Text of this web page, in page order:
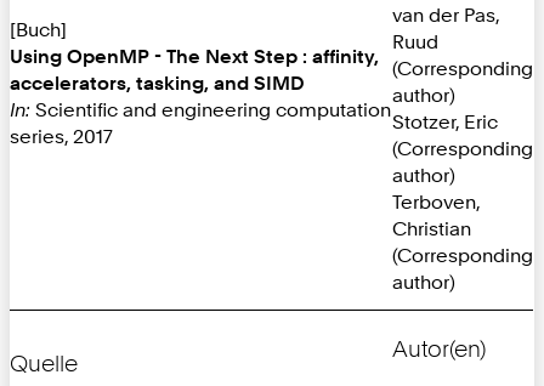
[Buch]
Using OpenMP - The Next Step : affinity,
accelerators, tasking, and SIMD
In: Scientific and engineering computation
series, 2017
van der Pas,
Ruud
(Corresponding
author)
Stotzer, Eric
(Corresponding
author)
Terboven,
Christian
(Corresponding
author)
Quelle
Autor(en)